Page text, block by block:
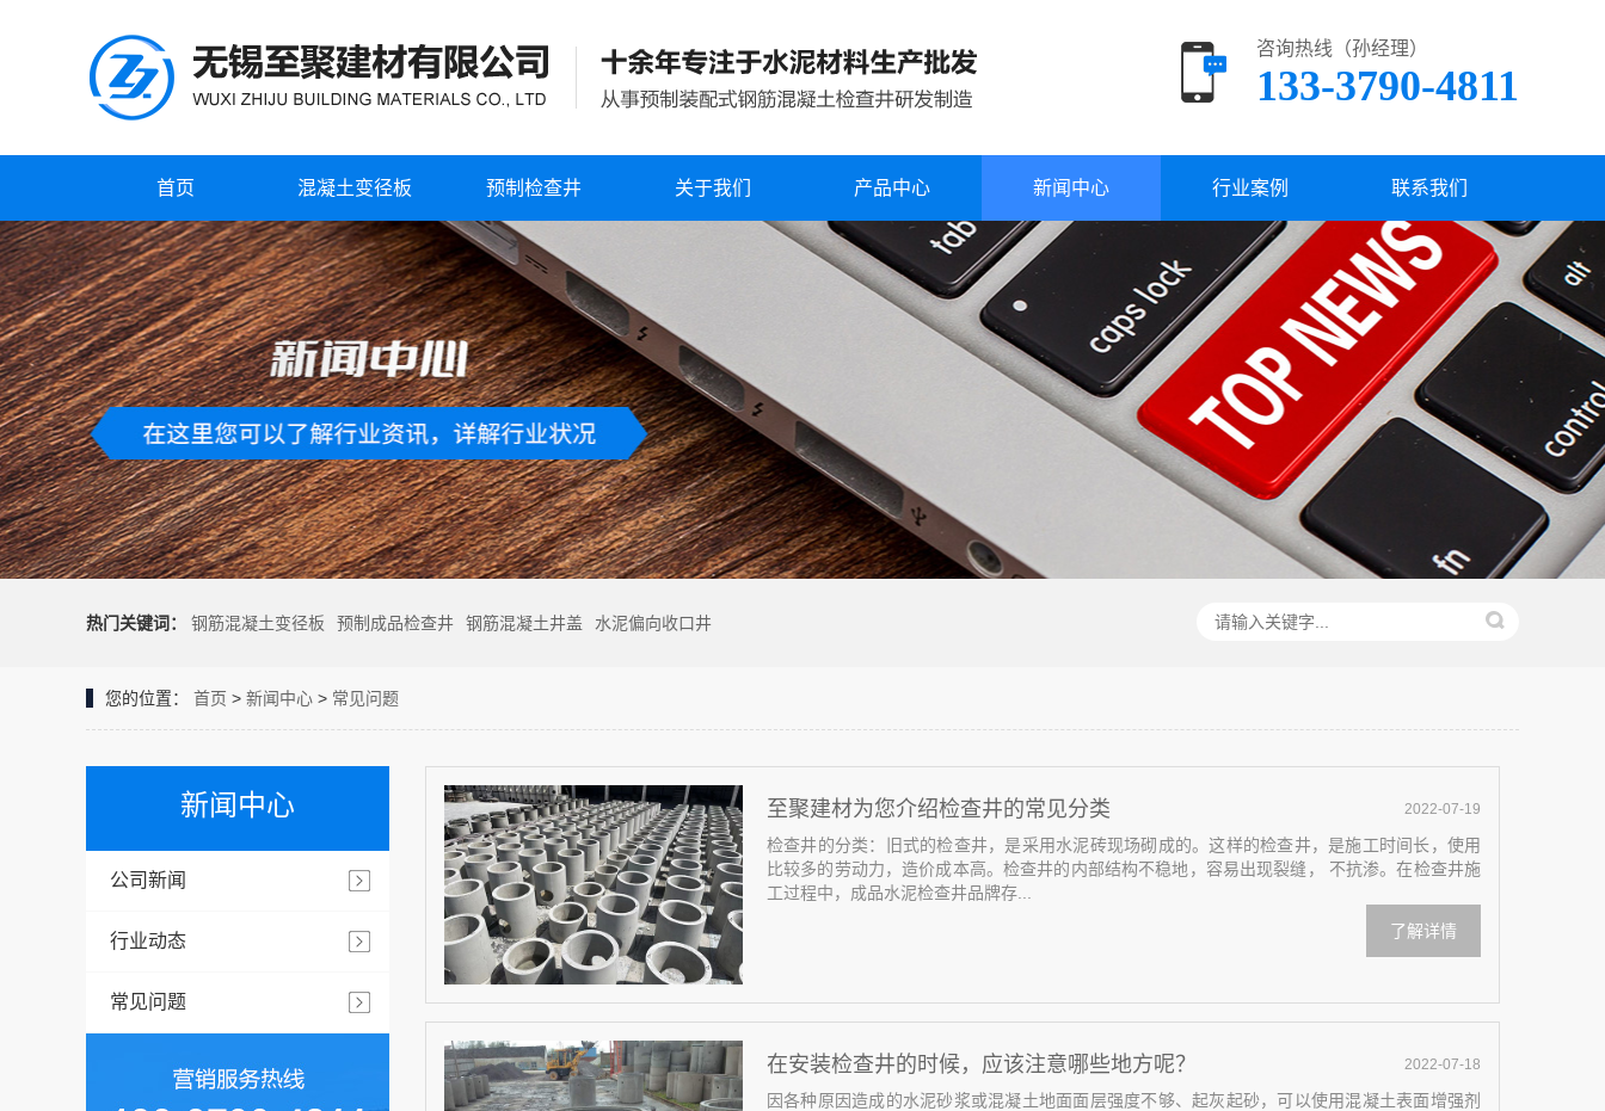
咨询热线（孙经理）
133-3790-4811
首页 混凝土变径板 预制检查井 关于我们 产品中心 新闻中心 行业案例 联系我们
热门关键词： 钢筋混凝土变径板 预制成品检查井 钢筋混凝土井盖 水泥偏向收口井
您的位置： 首页 > 新闻中心 > 常见问题
新闻中心
公司新闻
行业动态
常见问题
2022-07-19
至聚建材为您介绍检查井的常见分类
检查井的分类：旧式的检查井，是采用水泥砖现场砌成的。这样的检查井，是施工时间长，使用
比较多的劳动力，造价成本高。检查井的内部结构不稳地，容易出现裂缝， 不抗渗。在检查井施
工过程中，成品水泥检查井品牌存...
了解详情
2022-07-18
在安装检查井的时候，应该注意哪些地方呢？
因各种原因造成的水泥砂浆或混凝土地面面层强度不够、起灰起砂，可以使用混凝土表面增强剂